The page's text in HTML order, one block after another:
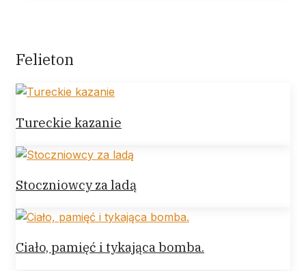
Felieton
Tureckie kazanie
Stoczniowcy za ladą
Ciało, pamięć i tykająca bomba.